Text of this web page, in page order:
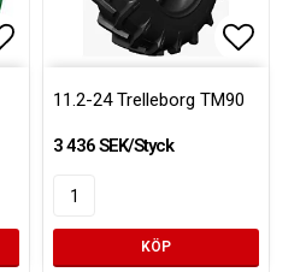
11.2-24 Trelleborg TM90
3 436 SEK/Styck
KÖP